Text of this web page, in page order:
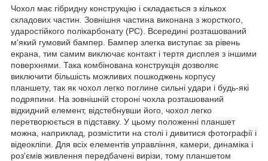
Чохол має гібридну конструкцію і складається з кількох
складових частин. Зовнішня частина виконана з жорсткого,
ударостійкого полікарбонату (PC). Всередині розташований
м'який гумовий бампер. Бампер злегка виступає за рівень
екрана, тим самим виключає контакт і тертя дисплея з іншими
поверхнями. Така комбінована конструкція дозволяє
виключити більшість можливих пошкоджень корпусу
планшету, так як чохол легко поглине сильні удари і будь-які
подряпини. На зовнішній стороні чохла розташований
відкидний елемент, відстебнувши його, чохол легко
перетворюється в підставку. У цьому положенні планшет
можна, наприклад, розмістити на столі і дивитися фотографії і
відеокліпи. Для всіх елементів управління, камери, динаміка і
роз'ємів живлення передбачені вирізи, тому планшетом